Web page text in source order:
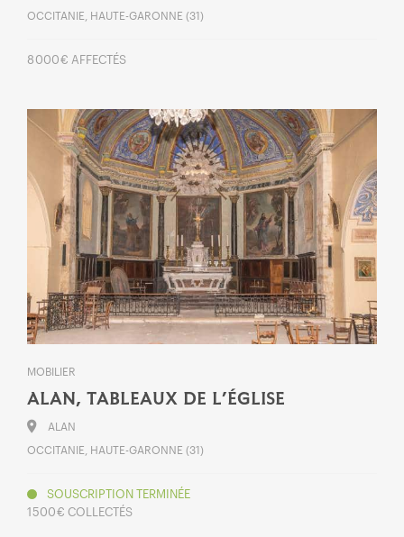
OCCITANIE, HAUTE-GARONNE (31)
8 000 € AFFECTÉS
MOBILIER
ALAN, TABLEAUX DE L’ÉGLISE
ALAN
OCCITANIE, HAUTE-GARONNE (31)
SOUSCRIPTION TERMINÉE
1 500 € COLLECTÉS